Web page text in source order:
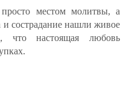
местом молитвы, а
и сострадание нашли живое
что настоящая любовь